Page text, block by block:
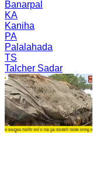
Banarpal
KA
Kaniha
PA
Palalahada
TS
Talcher Sadar